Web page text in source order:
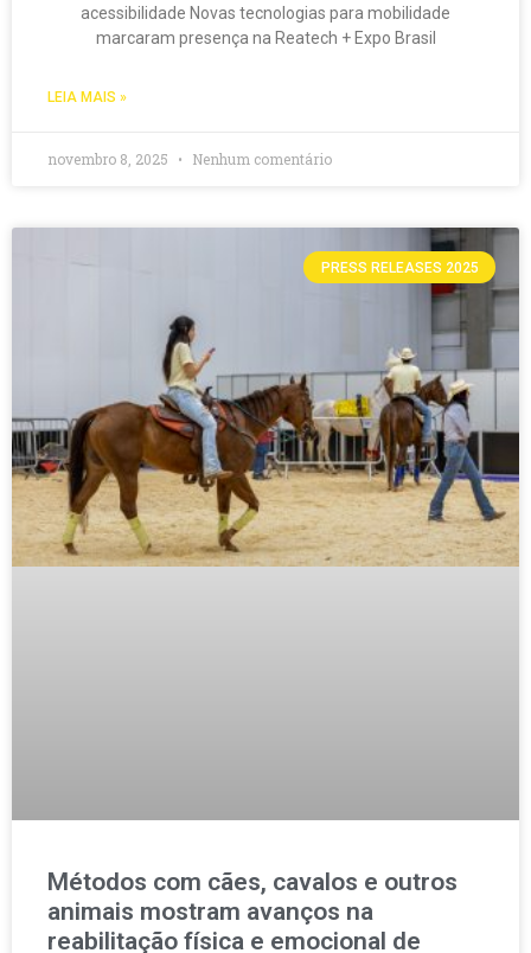
acessibilidade Novas tecnologias para mobilidade
marcaram presença na Reatech + Expo Brasil
LEIA MAIS »
novembro 8, 2025 Nenhum comentário
PRESS RELEASES 2025
Métodos com cães, cavalos e outros
animais mostram avanços na
reabilitação física e emocional de